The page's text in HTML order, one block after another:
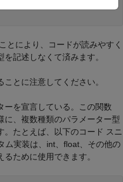
とにより、コードが読みやすく
記述しなくて済みます。
とに注意してください。
ーを宣言している。この関数
に、複数種類のパラメーター型
。たとえば、以下のコード スニ
ム実装は、int、float、その他の
ために使用できます。